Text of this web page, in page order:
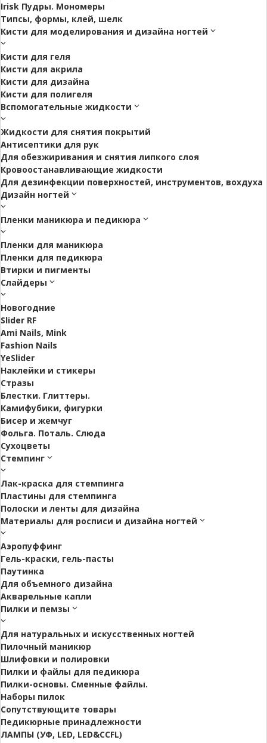
Irisk Пудры. Мономеры
Типсы, формы, клей, шелк
Кисти для моделирования и дизайна ногтей
Кисти для геля
Кисти для акрила
Кисти для дизайна
Кисти для полигеля
Вспомогательные жидкости
Жидкости для снятия покрытий
Антисептики для рук
Для обезжиривания и снятия липкого слоя
Кровоостанавливающие жидкости
Для дезинфекции поверхностей, инструментов, вохдуха
Дизайн ногтей
Пленки маникюра и педикюра
Пленки для маникюра
Пленки для педикюра
Втирки и пигменты
Слайдеры
Новогодние
Slider RF
Ami Nails, Mink
Fashion Nails
YeSlider
Наклейки и стикеры
Стразы
Блестки. Глиттеры.
Камифубики, фигурки
Бисер и жемчуг
Фольга. Поталь. Слюда
Сухоцветы
Стемпинг
Лак-краска для стемпинга
Пластины для стемпинга
Полоски и ленты для дизайна
Материалы для росписи и дизайна ногтей
Аэропуффинг
Гель-краски, гель-пасты
Паутинка
Для объемного дизайна
Акварельные капли
Пилки и пемзы
Для натуральных и искусственных ногтей
Пилочный маникюр
Шлифовки и полировки
Пилки и файлы для педикюра
Пилки-основы. Сменные файлы.
Наборы пилок
Сопутствующите товары
Педикюрные принадлежности
ЛАМПЫ (УФ, LED, LED&CCFL)